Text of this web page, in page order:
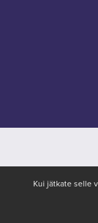
Kui jätkate selle